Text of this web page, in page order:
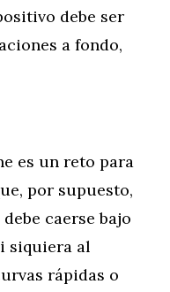
debe ser
a fondo,
es un reto para
por supuesto,
caerse bajo
siquiera al
rápidas o